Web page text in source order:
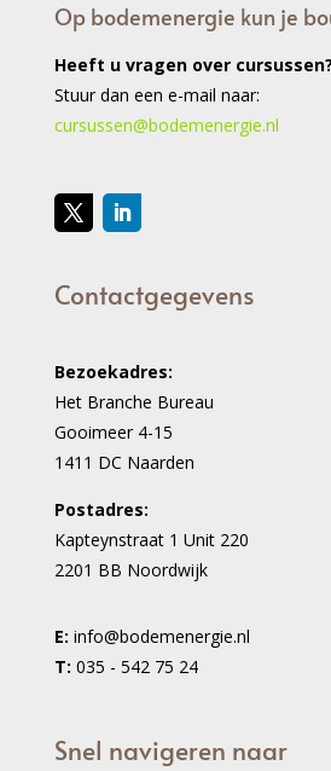
Op bodemenergie kun je
Heeft u vragen over cursussen?
Stuur dan een e-mail naar:
cursussen@bodemenergie.nl
Contactgegevens
Bezoekadres:
Het Branche Bureau
Gooimeer 4-15
1411 DC Naarden
Postadres:
Kapteynstraat 1 Unit 220
2201 BB Noordwijk
E: info@bodemenergie.nl
T: 035 - 542 75 24
Snel navigeren naar